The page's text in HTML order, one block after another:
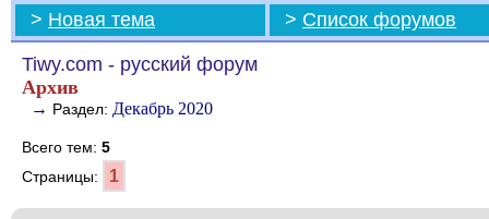
> Новая тема > Список форумов
Tiwy.com - русский форум
Архив
→ Раздел: Декабрь 2020
Всего тем: 5
Страницы:
1